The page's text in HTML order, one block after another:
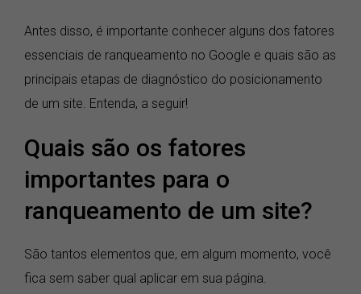
Antes disso, é importante conhecer alguns dos fatores
essenciais de ranqueamento no Google e quais são as
principais etapas de diagnóstico do posicionamento
de um site. Entenda, a seguir!
Quais são os fatores
importantes para o
ranqueamento de um site?
São tantos elementos que, em algum momento, você
fica sem saber qual aplicar em sua página.